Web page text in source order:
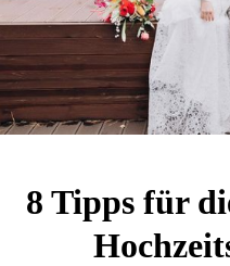
8 Tipps für